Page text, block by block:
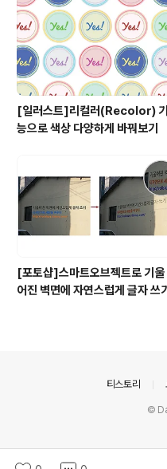
[일러스트]리컬러(Recolor) 기
능으로 색상 다양하게 바꿔보기
[포토샵]스마트오브젝트로 기울
어진 벽면에 자연스럽게 글자 쓰기
티스토리
©